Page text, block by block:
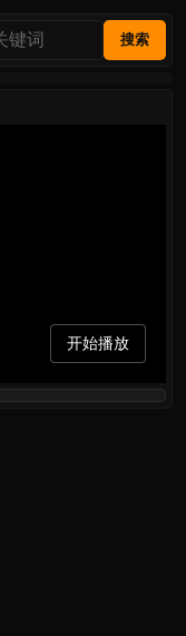
搜索
开始播放